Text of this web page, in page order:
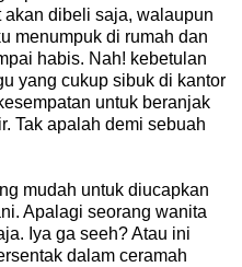
dibeli saja, walaupun
menumpuk di rumah dan
habis. Nah! kebetulan
yang cukup sibuk di kantor
untuk beranjak
Tak apalah demi sebuah
mudah untuk diucapkan
Apalagi seorang wanita
Iya ga seeh? Atau ini
dalam ceramah